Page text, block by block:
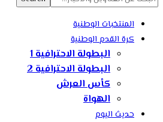
المنتخبات الوطنية
كرة القدم الوطنية
البطولة الاحترافية 1
البطولة الاحترافية 2
كأس العرش
الهواة
حديث اليوم